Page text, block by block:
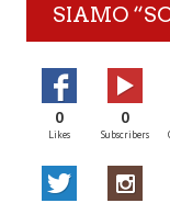
SIAMO
0
Likes
0
Subscribers